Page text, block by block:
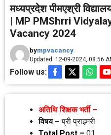
मध्‍यप्रदेश पीमएश्री
| MP PMShrri
Vacancy 2024
bympvacancy
Updated: 12-09-2024, 08.56
Follow us:
अतिथि शिक्षक भर्ती –
विषय –प्री प्राइमरी